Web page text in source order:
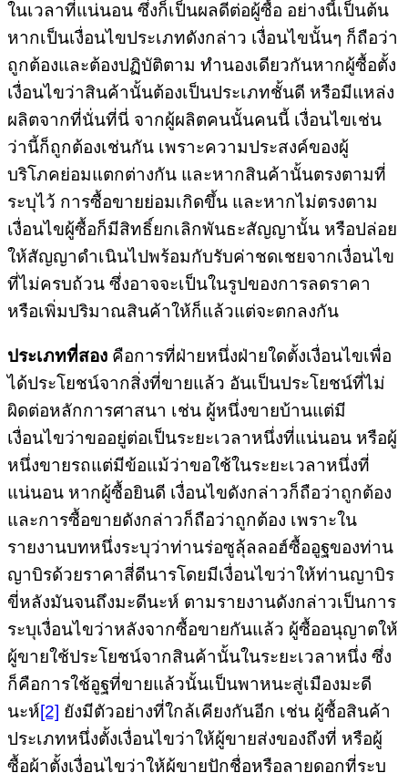
ในเวลาที่แน่นอน ซึ่งก็เป็นผลดีต่อผู้ซื้อ อย่างนี้เป็นต้น
หากเป็นเงื่อนไขประเภทดังกล่าว เงื่อนไขนั้นๆ ก็ถือว่า
ถูกต้องและต้องปฏิบัติตาม ทำนองเดียวกันหากผู้ซื้อตั้ง
เงื่อนไขว่าสินค้านั้นต้องเป็นประเภทชั้นดี หรือมีแหล่ง
ผลิตจากที่นั่นที่นี่ จากผู้ผลิตคนนั้นคนนี้ เงื่อนไขเช่น
ว่านี้ก็ถูกต้องเช่นกัน เพราะความประสงค์ของผู้
บริโภคย่อมแตกต่างกัน และหากสินค้านั้นตรงตามที่
ระบุไว้ การซื้อขายย่อมเกิดขึ้น และหากไม่ตรงตาม
เงื่อนไขผู้ซื้อก็มีสิทธิ์ยกเลิกพันธะสัญญานั้น หรือปล่อย
ให้สัญญาดำเนินไปพร้อมกับรับค่าชดเชยจากเงื่อนไข
ที่ไม่ครบถ้วน ซึ่งอาจจะเป็นในรูปของการลดราคา
หรือเพิ่มปริมาณสินค้าให้ก็แล้วแต่จะตกลงกัน
ประเภทที่สอง คือการที่ฝ่ายหนึ่งฝ่ายใดตั้งเงื่อนไขเพื่อ
ได้ประโยชน์จากสิ่งที่ขายแล้ว อันเป็นประโยชน์ที่ไม่
ผิดต่อหลักการศาสนา เช่น ผู้หนึ่งขายบ้านแต่มี
เงื่อนไขว่าขออยู่ต่อเป็นระยะเวลาหนึ่งที่แน่นอน หรือผู้
หนึ่งขายรถแต่มีข้อแม้ว่าขอใช้ในระยะเวลาหนึ่งที่
แน่นอน หากผู้ซื้อยินดี เงื่อนไขดังกล่าวก็ถือว่าถูกต้อง
และการซื้อขายดังกล่าวก็ถือว่าถูกต้อง เพราะใน
รายงานบทหนึ่งระบุว่าท่านร่อซูลุ้ลลอฮ์ซื้ออูฐของท่าน
ญาบิรด้วยราคาสี่ดีนารโดยมีเงื่อนไขว่าให้ท่านญาบิร
ขี่หลังมันจนถึงมะดีนะห์ ตามรายงานดังกล่าวเป็นการ
ระบุเงื่อนไขว่าหลังจากซื้อขายกันแล้ว ผู้ซื้ออนุญาตให้
ผู้ขายใช้ประโยชน์จากสินค้านั้นในระยะเวลาหนึ่ง ซึ่ง
ก็คือการใช้อูฐที่ขายแล้วนั้นเป็นพาหนะสู่เมืองมะดี
นะห์[2] ยังมีตัวอย่างที่ใกล้เคียงกันอีก เช่น ผู้ซื้อสินค้า
ประเภทหนึ่งตั้งเงื่อนไขว่าให้ผู้ขายส่งของถึงที่ หรือผู้
ซื้อผ้าตั้งเงื่อนไขว่าให้ผู้ขายปักชื่อหรือลายดอกที่ระบุ